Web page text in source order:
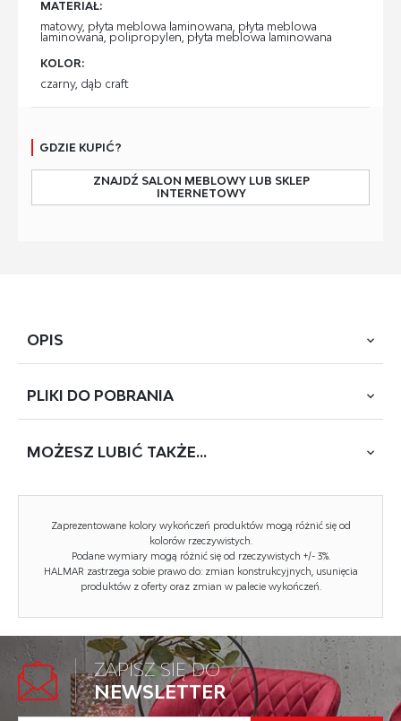
MATERIAŁ:
matowy, płyta meblowa laminowana, płyta meblowa
laminowana, polipropylen, płyta meblowa laminowana
KOLOR:
czarny, dąb craft
GDZIE KUPIĆ?
ZNAJDŹ SALON MEBLOWY LUB SKLEP
INTERNETOWY
OPIS
Kolekcja mebli skrzyniowych Lamino to synonim elegancji
w sposób niezwykle stylowy. Wykonane z wysokiej
Charakterystyczne dekory z czarnych lameli na niektórych
frontach dodają kolekcji niepowtarzalnego uroku
i nowoczesnego twistu. To nie tylko meble do
Szafa, szafka RTV, ława, komoda niska i komoda wysoka -
każdy element tej kolekcji został starannie
zaprojektowany, aby spełnić Twoje oczekiwania zarówno
PLIKI DO POBRANIA
LAMINO LAW
Zaprezentowane kolory wykończeń produktów mogą różnić się od
kolorów rzeczywistych.
Podane wymiary mogą różnić się od rzeczywistych +/- 3%.
HALMAR zastrzega sobie prawo do: zmian konstrukcyjnych, usunięcia
produktów z oferty oraz zmian w palecie wykończeń.
MOŻESZ LUBIĆ TAKŻE...
ZAPISZ SIĘ DO
NEWSLETTER